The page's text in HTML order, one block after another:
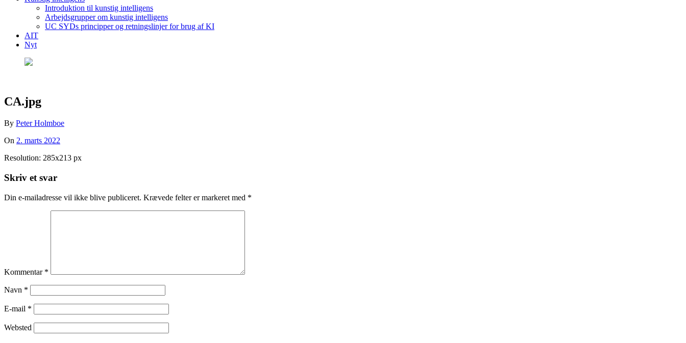
Introduktion til kunstig intelligens
Arbejdsgrupper om kunstig intelligens
UC SYDs principper og retningslinjer for brug af KI
AIT
Nyt
CA.jpg
By Peter Holmboe
On 2. marts 2022
Resolution: 285x213 px
Skriv et svar
Din e-mailadresse vil ikke blive publiceret. Krævede felter er markeret med *
Kommentar *
Navn *
E-mail *
Websted